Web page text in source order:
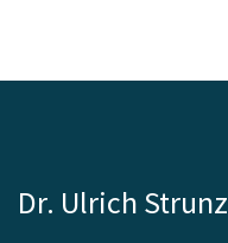
Dr. Ulrich Strunz